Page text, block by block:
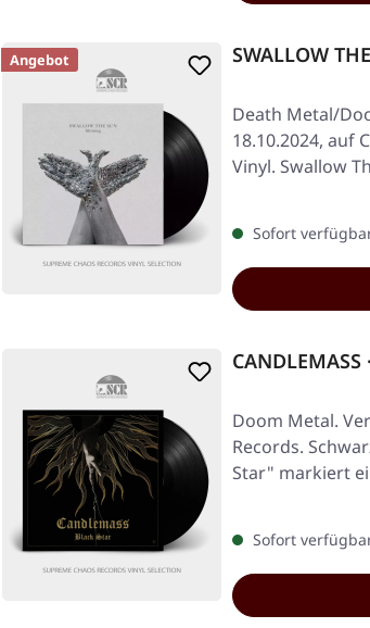
Angebot SWALLOW
Death Metal/
18.10.2024, auf
Vinyl. Swallow
Sofort
Doom Metal.
Records.
Star" markiert
Sofort